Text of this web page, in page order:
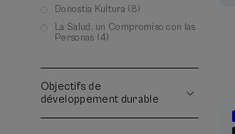
Donostia Kultura (8)
La Salud, un Compromiso con las
Personas (4)
Objectifs de
développement durable